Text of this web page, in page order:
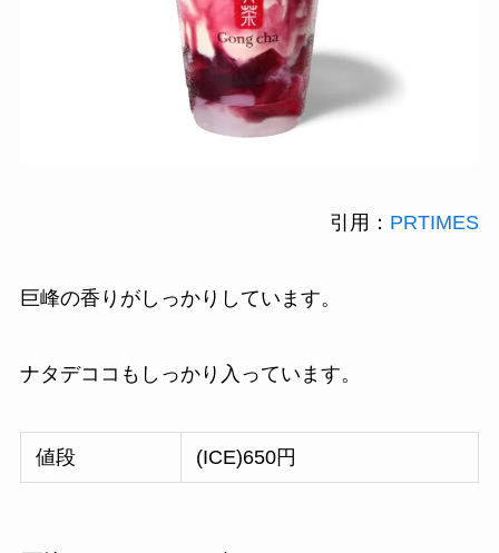
引用： PRTIMES
巨峰の香りがしっかりしています。
ナタデココもしっかり入っています。
値段 (ICE)650円